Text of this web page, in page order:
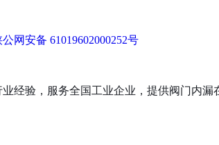
公网安备 61019602000252号
经验，服务全国工业企业，提供阀门内漏